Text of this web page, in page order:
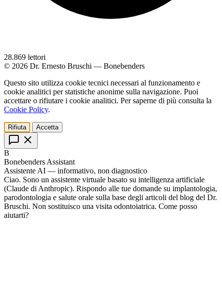
28.869 lettori
© 2026 Dr. Ernesto Bruschi — Bonebenders
Questo sito utilizza cookie tecnici necessari al funzionamento e
cookie analitici per statistiche anonime sulla navigazione. Puoi
accettare o rifiutare i cookie analitici. Per saperne di più consulta la
Cookie Policy.
Rifiuta Accetta
B
Bonebenders Assistant
Assistente AI — informativo, non diagnostico
Ciao. Sono un assistente virtuale basato su intelligenza artificiale
(Claude di Anthropic). Rispondo alle tue domande su implantologia,
parodontologia e salute orale sulla base degli articoli del blog del Dr.
Bruschi. Non sostituisco una visita odontoiatrica. Come posso
aiutarti?